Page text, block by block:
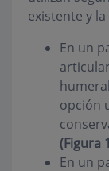
existente y
En un
opción
(Figura
En un